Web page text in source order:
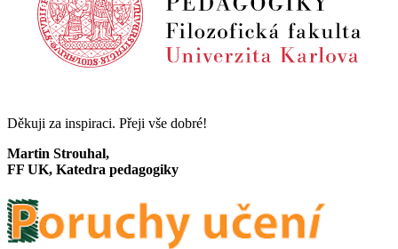
Děkuji za inspiraci. Přeji vše dobré!
Martin Strouhal,
FF UK, Katedra pedagogiky